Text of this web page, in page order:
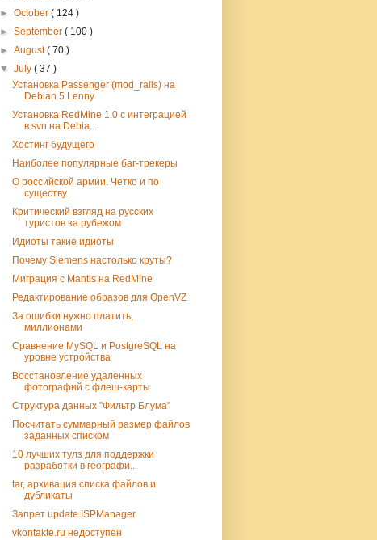
►October( 124 )
►September( 100 )
►August( 70 )
▼July( 37 )
Установка Passenger (mod_rails) на
Debian 5 Lenny
Установка RedMine 1.0 с интеграцией
в svn на Debia...
Хостинг будущего
Наиболее популярные баг-трекеры
О российской армии. Четко и по
существу.
Критический взгляд на русских
туристов за рубежом
Идиоты такие идиоты
Почему Siemens настолько круты?
Миграция с Mantis на RedMine
Редактирование образов для OpenVZ
За ошибки нужно платить,
миллионами
Сравнение MySQL и PostgreSQL на
уровне устройства
Восстановление удаленных
фотографий с флеш-карты
Структура данных "Фильтр Блума"
Посчитать суммарный размер файлов
заданных списком
10 лучших тулз для поддержки
разработки в географи...
tar, архивация списка файлов и
дубликаты
Запрет update ISPManager
vkontakte.ru недоступен